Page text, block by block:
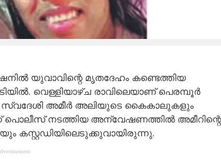
യുവാവിന്റെ മൃതദേഹം കണ്ടെത്തിയ
വെള്ളിയാഴ്ച രാവിലെയാണ് പെരമ്പൂർ
സ്വദേശി അമീർ അലിയുടെ കൈകാലുകളും
നടത്തിയ അന്വേഷണത്തിൽ അമീറിന്റെ